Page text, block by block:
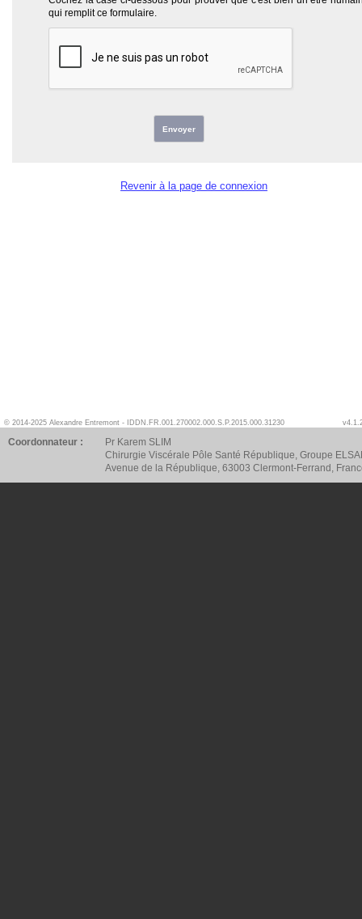
qui remplit ce formulaire.
Envoyer
Revenir à la page de connexion
© 2014-2025 Alexandre Entremont - IDDN.FR.001.270002.000.S.P.2015.000.31230
Coordonnateur :
Pr Karem SLIM
Chirurgie Viscérale Pôle Santé République, Groupe
Avenue de la République, 63003 Clermont-Ferrand,